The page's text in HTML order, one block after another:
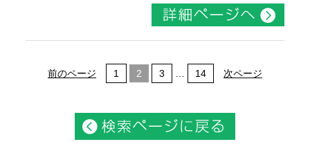
前のページ 1 2 3 14 次ページ